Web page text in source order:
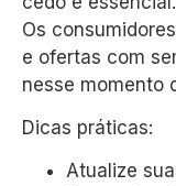
Os
e ofertas com
nesse momento
Dicas práticas:
Atualize